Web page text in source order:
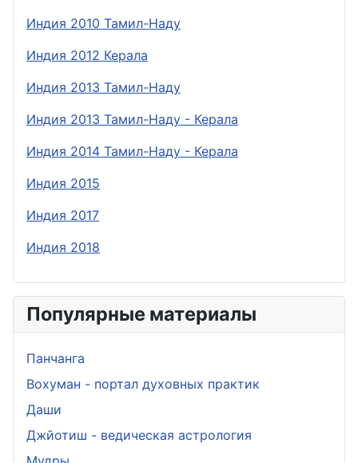
Индия 2010 Тамил-Наду
Индия 2012 Керала
Индия 2013 Тамил-Наду
Индия 2013 Тамил-Наду - Керала
Индия 2014 Тамил-Наду - Керала
Индия 2015
Индия 2017
Индия 2018
Популярные материалы
Панчанга
Вохуман - портал духовных практик
Даши
Джйотиш - ведическая астрология